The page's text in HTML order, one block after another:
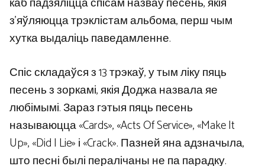
з’яўляюцца трэклістам альбома, перш чым
хутка выдаліць паведамленне.
Спіс складаўся з 13 трэкаў, у тым ліку пяць
песень з зоркамі, якія Доджа назвала яе
любімымі. Зараз гэтыя пяць песень
называюцца «Cards», «Acts Of Service», «Make It
Up», «Did I Lie» і «Crack». Пазней яна адзначыла,
што песні былі пералічаны не па парадку.